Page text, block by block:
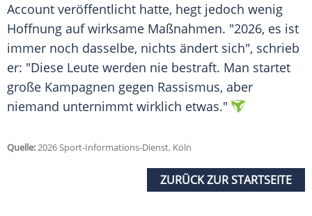
Account veröffentlicht hatte, hegt jedoch wenig
Hoffnung auf wirksame Maßnahmen. "2026, es ist
immer noch dasselbe, nichts ändert sich", schrieb
er: "Diese Leute werden nie bestraft. Man startet
große Kampagnen gegen Rassismus, aber
niemand unternimmt wirklich etwas."
Quelle:2026 Sport-Informations-Dienst, Köln
ZURÜCK ZUR STARTSEITE